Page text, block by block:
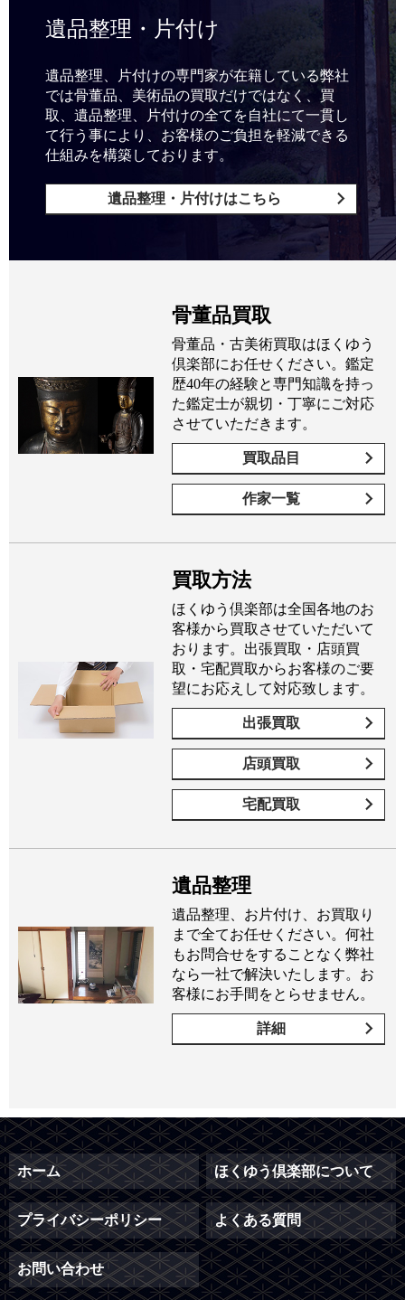
遺品整理・片付け
遺品整理、片付けの専門家が在籍している弊社
では骨董品、美術品の買取だけではなく、買
取、遺品整理、片付けの全てを自社にて一貫し
て行う事により、お客様のご負担を軽減できる
仕組みを構築しております。
遺品整理・片付けはこちら
骨董品買取
骨董品・古美術買取はほくゆう
倶楽部にお任せください。鑑定
歴40年の経験と専門知識を持っ
た鑑定士が親切・丁寧にご対応
させていただきます。
買取品目
作家一覧
買取方法
ほくゆう倶楽部は全国各地のお
客様から買取させていただいて
おります。出張買取・店頭買
取・宅配買取からお客様のご要
望にお応えして対応致します。
出張買取
店頭買取
宅配買取
遺品整理
遺品整理、お片付け、お買取り
まで全てお任せください。何社
もお問合せをすることなく弊社
なら一社で解決いたします。お
客様にお手間をとらせません。
詳細
ホーム ほくゆう倶楽部について
プライバシーポリシー よくある質問
お問い合わせ